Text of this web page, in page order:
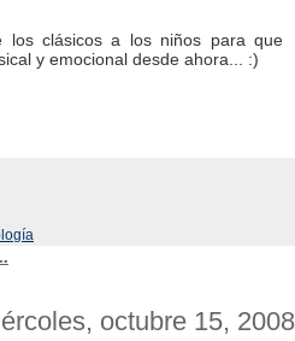
los clásicos a los niños para que
y emocional desde ahora... :)
octubre 15, 2008